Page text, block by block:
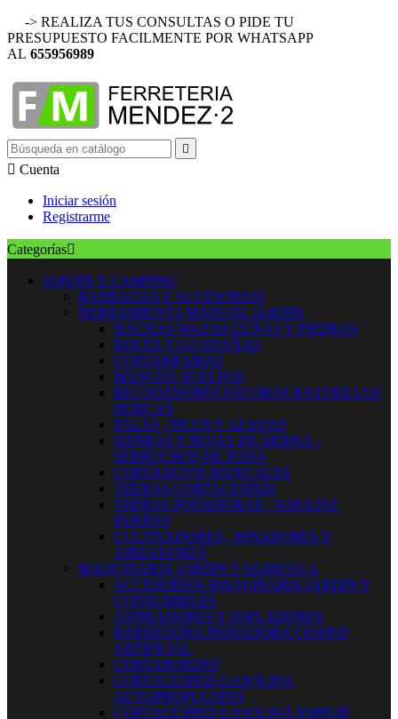
-> REALIZA TUS CONSULTAS O PIDE TU
PRESUPUESTO FACILMENTE POR WHATSAPP
AL 655956989

 Cuenta
Iniciar sesión
Registrarme
Categorías
JARDIN Y CAMPING
BARBACOA Y ACCESORIOS
HERRAMIENTA MANUAL JARDIN
HACHAS MAZAS CUÑAS Y PIEDRAS
HOCES Y GUADAÑAS
CORTARRAMAS
MANGOS SUELTOS
RECOGEDORES ESCOBAS RASTRILLOS
HORCAS
PALAS - PICOS Y AZADAS
SIERRAS Y HOJAS DE SIERRA -
SERRUCHOS DE PODA
CORTASETOS MANUALES
TIJERAS CORTACESPED
TIJERAS PODADORAS - NAVAJAS
INJERTO
CULTIVADORES - BINADORES Y
AIREADORES
MAQUINARIA JARDIN Y AGRICOLA
ACCESORIOS MAQUINARIA JARDIN Y
CONSUMIBLES
ASPIRADORES Y SOPLADORES
BARREDORA PEINADORA CESPED
ARTIFICIAL
CORTABORDES
CORTACESPED GASOLINA
AUTOPROPULSION
CORTACESPED GASOLINA EMPUJE